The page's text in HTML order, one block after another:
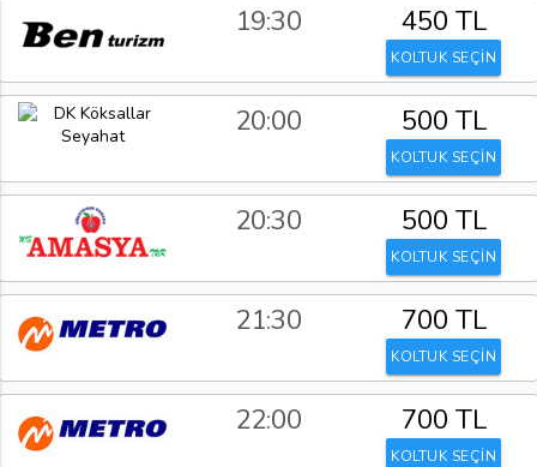
19:30 450 TL
KOLTUK SEÇİN
20:00 500 TL
KOLTUK SEÇİN
20:30 500 TL
KOLTUK SEÇİN
21:30 700 TL
KOLTUK SEÇİN
22:00 700 TL
KOLTUK SEÇİN